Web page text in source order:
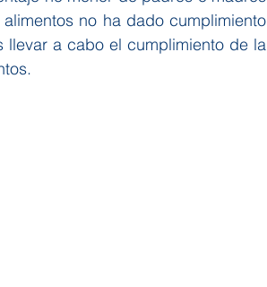
no ha dado cumplimiento
llevar a cabo el cumplimiento de la